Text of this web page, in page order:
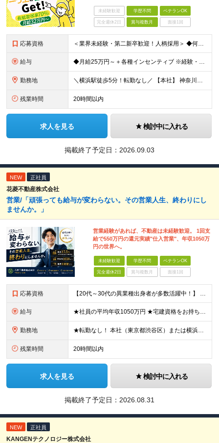
未経験歓迎 学歴不問 ベテランOK
完全週休2日 賞与複数月 面接1回
応募資格 ＜業界未経験・第二新卒歓迎！人柄採用＞ ◆何らかの営業経験をお持ちの方 ◆学歴不問 ◆普通運転免許(AT限定可) ＼こんな方を求めています／ ・目標を意識して行動することができる人 ・指示待ちではな
給与 ◆月給25万円～＋各種インセンティブ ※経験・スキルを考慮の上、当社規定により優遇致します ※試用期間3ヶ月あり。(給与・待遇・雇用形態に差異はありません) ※残業代全額支給
勤務地 ＼横浜駅徒歩5分！転勤なし／ 【本社】 神奈川県横浜市西区高島2-6-32 横浜東口ウィスポートビル8F ※(変更の範囲)上記を除く当社関連勤務地
残業時間 20時間以内
求人を見る 検討中に入れる
掲載終了予定日： 2026.09.03
NEW 正社員
花菱不動産株式会社
営業/「頑張っても給与が変わらない。その営業人生、終わりにし
ませんか。」
営業経験があれば、不動産は未経験歓迎。 1回支
給で550万円の還元実績"仕入営業"、年収1050万
円の世界へ。
未経験歓迎 学歴不問 ベテランOK
完全週休2日 賞与複数月 面接1回
応募資格 【20代～30代の異業種出身者が多数活躍中！】 ●学歴不問 ●何らかの営業経験をお持ちの方（業種・商材は問いません） ※不動産業界の経験は不要です。これまでの営業力を活かせます。
給与 ★社員の平均年収1050万円 ★宅建資格をお持ちの方は月3万円の資格手当を支給 月給30万円以上 ＋ インセンティブ（年4回）＋ 各種手当 ＋ 特別賞与 ※経験・能力を考慮の上、優遇します。 ※上記
勤務地 ★転勤なし！ 本社（東京都渋谷区）または横浜支店（神奈川県横浜市）での勤務となります。 【本社】 東京都渋谷区渋谷2-12-15 日本薬学会長井記念館 8F 【横浜支店】 神奈川県横浜市中区大田
残業時間 20時間以内
求人を見る 検討中に入れる
掲載終了予定日： 2026.08.31
NEW 正社員
KANGENテクノロジー株式会社